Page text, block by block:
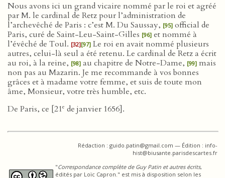
Nous avons ici un grand vicaire nommé par le roi et agréé
par M. le cardinal de Retz pour l’administration de
l’archevêché de Paris : c’est M. Du Saussay, [95] official de
Paris, curé de Saint-Leu-Saint-Gilles [96] et nommé à
l’évêché de Toul. [32][97] Le roi en avait nommé plusieurs
autres, celui-là seul a été retenu. Le cardinal de Retz a écrit
au roi, à la reine, [98] au chapitre de Notre-Dame, [99] mais
non pas au Mazarin. Je me recommande à vos bonnes
grâces et à madame votre femme, et suis de toute mon
âme, Monsieur, votre très humble, etc.
De Paris, ce [21e de janvier 1656].
Rédaction : guido.patin@gmail.com — Édition : info-
hist@biusante.parisdescartes.fr
"Correspondance complète de Guy Patin et autres écrits,
édités par Loïc Capron." est mis à disposition selon les